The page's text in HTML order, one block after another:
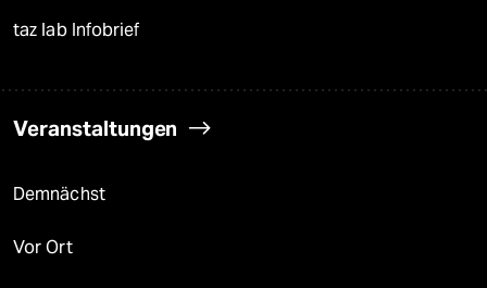
taz lab Infobrief
Veranstaltungen
Demnächst
Vor Ort